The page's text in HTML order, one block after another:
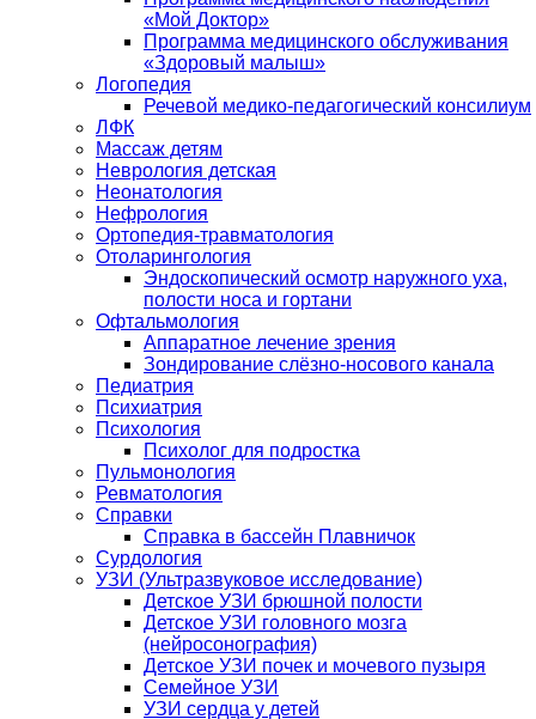
«Мой Доктор»
Программа медицинского обслуживания
«Здоровый малыш»
Логопедия
Речевой медико-педагогический консилиум
ЛФК
Массаж детям
Неврология детская
Неонатология
Нефрология
Ортопедия-травматология
Отоларингология
Эндоскопический осмотр наружного уха,
полости носа и гортани
Офтальмология
Аппаратное лечение зрения
Зондирование слёзно-носового канала
Педиатрия
Психиатрия
Психология
Психолог для подростка
Пульмонология
Ревматология
Справки
Справка в бассейн Плавничок
Сурдология
УЗИ (Ультразвуковое исследование)
Детское УЗИ брюшной полости
Детское УЗИ головного мозга
(нейросонография)
Детское УЗИ почек и мочевого пузыря
Семейное УЗИ
УЗИ сердца у детей